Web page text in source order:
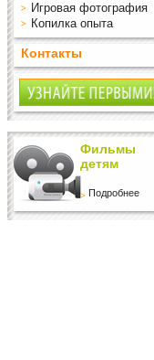
Игровая фотография
Копилка опыта
Контакты
Фильмы
детям
Подробнее